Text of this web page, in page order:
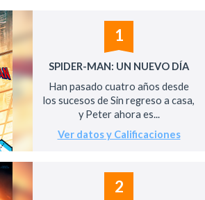
1
SPIDER-MAN: UN NUEVO DÍA
Han pasado cuatro años desde
los sucesos de Sin regreso a casa,
y Peter ahora es...
Ver datos y Calificaciones
2